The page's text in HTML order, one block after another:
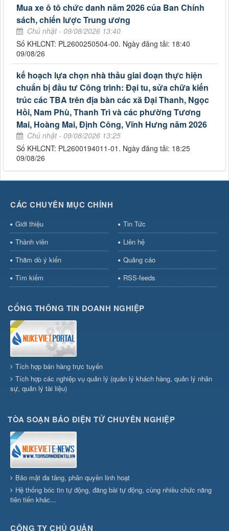
Mua xe ô tô chức danh năm 2026 của Ban Chính
sách, chiến lược Trung ương
Chủ nhật - 09/08/2026 13:40
Số KHLCNT: PL2600250504-00. Ngày đăng tải: 18:40
09/08/26
kế hoạch lựa chọn nhà thầu giai đoạn thực hiện
chuẩn bị đầu tư Công trình: Đại tu, sửa chữa kiến
trúc các TBA trên địa bàn các xã Đại Thanh, Ngọc
Hồi, Nam Phù, Thanh Trì và các phường Tương
Mai, Hoàng Mai, Định Công, Vĩnh Hưng năm 2026
Chủ nhật - 09/08/2026 13:25
Số KHLCNT: PL2600194011-01. Ngày đăng tải: 18:25
09/08/26
CÁC CHUYÊN MỤC CHÍNH
Giới thiệu
Tin Tức
Thành viên
Liên hệ
Thăm dò ý kiến
Quảng cáo
Tìm kiếm
RSS-feeds
CỔNG THÔNG TIN DOANH NGHIỆP
Tích hợp bán hàng trực tuyến
Tích hợp các nghiệp vụ quản lý (quản lý khách hàng, quản lý nhân
sự, quản lý tài liệu)
TÒA SOẠN BÁO ĐIỆN TỬ CHUYÊN NGHIỆP
Bảo mật đa tầng, phân quyền linh hoạt
Hệ thống bóc tin tự động, đăng bài tự động, cùng nhiều chức năng
tiên tiến khác...
CÔNG TY CHỦ QUẢN